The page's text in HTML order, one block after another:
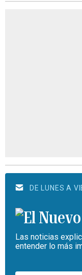
DE LUNES A
Las noticias
entender lo más